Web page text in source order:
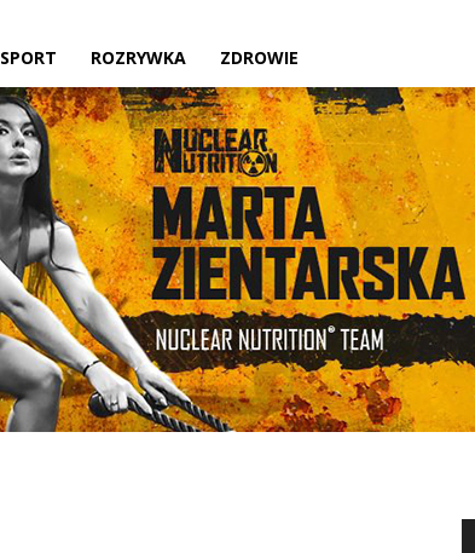
lokalne
źródło
SPORT ROZRYWKA ZDROWIE